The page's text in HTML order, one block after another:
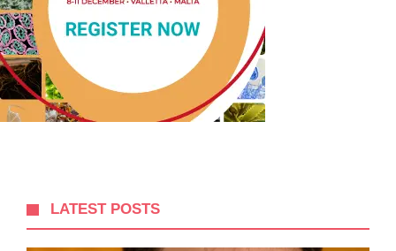
LATEST POSTS